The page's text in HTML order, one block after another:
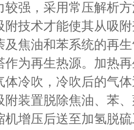
较强，采用常压解析
附技术才能使其从吸
及焦油和苯系统的再
作为再生热源。加热
体冷吹，冷吹后的气
装置脱除焦油、苯、
机增压后送至加氢脱